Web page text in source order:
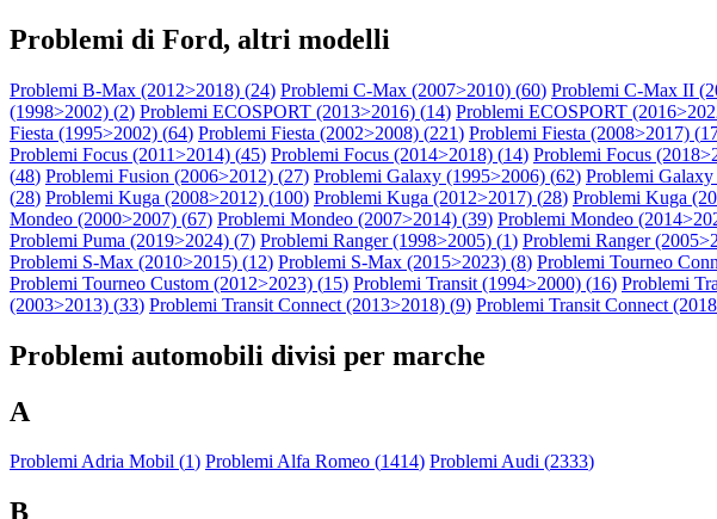
Problemi di Ford, altri modelli
Problemi B-Max (2012>2018) (24) Problemi C-Max (2007>2010) (60) Problemi C-Max II
(1998>2002) (2) Problemi ECOSPORT (2013>2016) (14) Problemi ECOSPORT
Fiesta (1995>2002) (64) Problemi Fiesta (2002>2008) (221) Problemi Fiesta (2008>2017) (
Problemi Focus (2011>2014) (45) Problemi Focus (2014>2018) (14) Problemi Focus
(48) Problemi Fusion (2006>2012) (27) Problemi Galaxy (1995>2006) (62) Problemi
(28) Problemi Kuga (2008>2012) (100) Problemi Kuga (2012>2017) (28) Problemi Kuga
Mondeo (2000>2007) (67) Problemi Mondeo (2007>2014) (39) Problemi Mondeo
Problemi Puma (2019>2024) (7) Problemi Ranger (1998>2005) (1) Problemi Ranger
Problemi S-Max (2010>2015) (12) Problemi S-Max (2015>2023) (8) Problemi Tourneo
Problemi Tourneo Custom (2012>2023) (15) Problemi Transit (1994>2000) (16) Problemi
(2003>2013) (33) Problemi Transit Connect (2013>2018) (9) Problemi Transit Connect
Problemi automobili divisi per marche
A
Problemi Adria Mobil (1) Problemi Alfa Romeo (1414) Problemi Audi (2333)
B